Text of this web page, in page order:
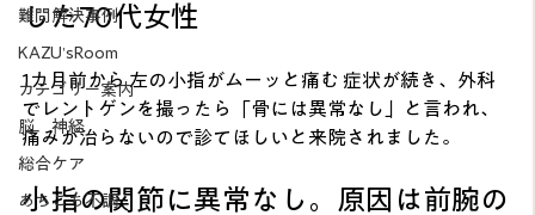
難問解決事例
KAZU’sRoom
カテゴリー案内
脳 神経
総合ケア
あちこち不調
した70代女性
1カ月前から 左の小指がムーッと痛む 症状が続き、外科
でレントゲンを撮ったら「骨には異常なし」と言われ、
痛みが治らないので診てほしいと来院されました。
小指の関節に異常なし。原因は前腕の